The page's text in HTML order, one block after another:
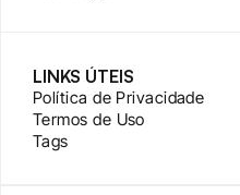
LINKS ÚTEIS
Política de Privacidade
Termos de Uso
Tags